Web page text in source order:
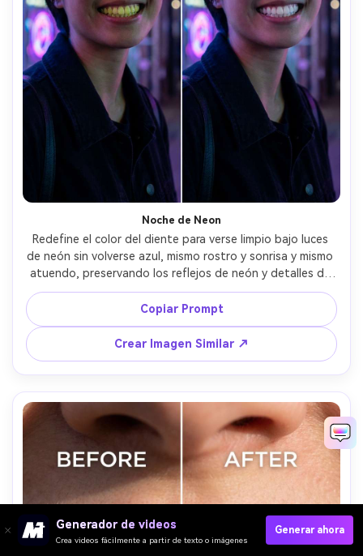
Noche de Neon
Redefine el color del diente para verse limpio bajo luces
de neón sin volverse azul, mismo rostro y sonrisa y mismo
atuendo, preservando los reflejos de neón y detalles de
fondo, mantén la calidez natural del diente y evita la
sobreexposición --ar 4:5
Copiar Prompt
Crear Imagen Similar ↗
Generador de videos
Crea videos fácilmente a partir de texto o imágenes
Generar ahora